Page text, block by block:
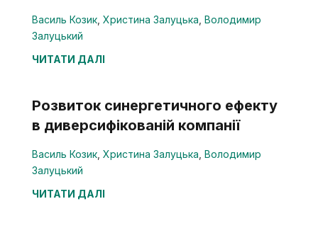
Василь Козик Христина Залуцька Володимир
Залуцький
ЧИТАТИ ДАЛІ
Розвиток синергетичного ефекту
в диверсифікованій компанії
Василь Козик Христина Залуцька Володимир
Залуцький
ЧИТАТИ ДАЛІ